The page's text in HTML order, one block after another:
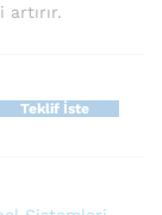
artırır.
Teklif İste